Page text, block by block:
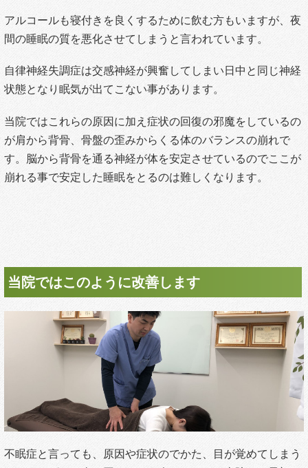
アルコールも寝付きを良くするために飲む方もいますが、夜
間の睡眠の質を悪化させてしまうと言われています。
自律神経失調症は交感神経が興奮してしまい日中と同じ神経
状態となり眠気が出てこない事があります。
当院ではこれらの原因に加え症状の回復の邪魔をしているの
が肩から背骨、骨盤の歪みからくる体のバランスの崩れで
す。脳から背骨を通る神経が体を安定させているのでここが
崩れる事で安定した睡眠をとるのは難しくなります。
当院ではこのように改善します
不眠症と言っても、原因や症状のでかた、目が覚めてしまう